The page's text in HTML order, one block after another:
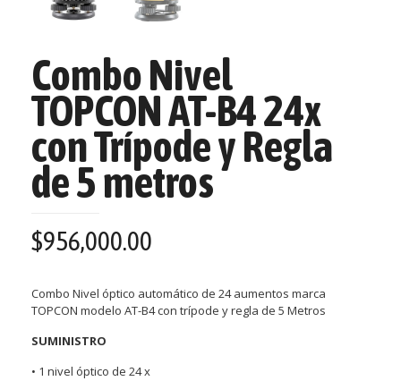
Combo Nivel
TOPCON AT-B4 24x
con Trípode y Regla
de 5 metros
$956,000.00
Combo Nivel óptico automático de 24 aumentos marca
TOPCON modelo AT-B4 con trípode y regla de 5 Metros
SUMINISTRO
• 1 nivel óptico de 24 x